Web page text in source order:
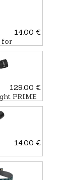
14.00 €
for
129.00 €
PRIME
14.00 €